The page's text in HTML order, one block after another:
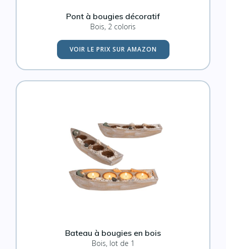
Pont à bougies décoratif
Bois, 2 coloris
VOIR LE PRIX SUR AMAZON
Bateau à bougies en bois
Bois, lot de 1